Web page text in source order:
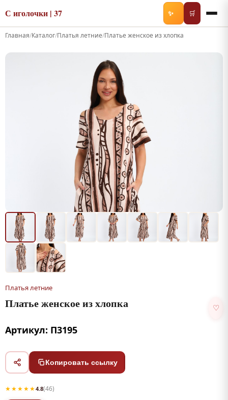
С иголочки | 37 ✨ 🛒
Главная/Каталог/Платья летние/Платье женское из хлопка
Платья летние
Платье женское из хлопка ♡
Артикул: П3195
Копировать ссылку
★★★★★4.8(46)